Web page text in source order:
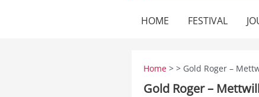
HOME FESTIVAL
Home > > Gold Roger –
Gold Roger –